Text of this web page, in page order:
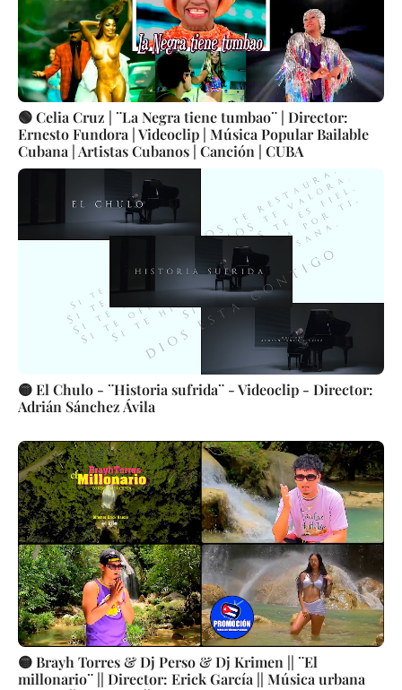
🟢 Celia Cruz | ¨La Negra tiene tumbao¨ | Director:
Ernesto Fundora | Videoclip | Música Popular Bailable
Cubana | Artistas Cubanos | Canción | CUBA
🟡 El Chulo - ¨Historia sufrida¨ - Videoclip - Director:
Adrián Sánchez Ávila
🟡 Brayh Torres & Dj Perso & Dj Krimen || ¨El
millonario¨ || Director: Erick García || Música urbana